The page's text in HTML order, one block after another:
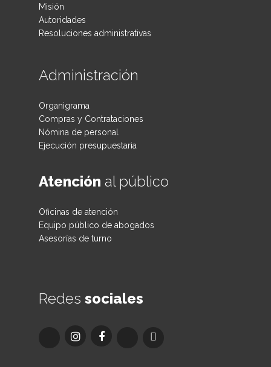
Misión
Autoridades
Resoluciones administrativas
Administración
Organigrama
Compras y Contrataciones
Nómina de personal
Ejecución presupuestaria
Atención al público
Oficinas de atención
Equipo público de abogados
Asesorías de turno
Redes sociales